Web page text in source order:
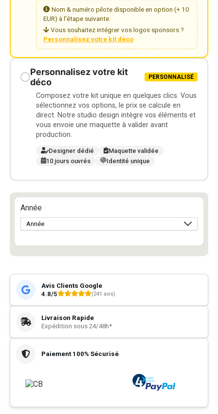
Nom & numéro pilote disponible en option (+ 10
EUR) à l'étape suivante.
Vous souhaitez intégrer vos logos sponsors ?
Personnalisez votre kit déco
Personnalisez votre kit
déco
PERSONNALISÉ
Composez votre kit unique en quelques clics. Vous
sélectionnez vos options, le prix se calcule en
direct. Notre studio design intègre vos éléments et
vous envoie une maquette à valider avant
production.
Designer dédié
Maquette validée
10 jours ouvrés
Identité unique
Année
Avis Clients Google
4.8/5
(241 avis)
Livraison Rapide
Expédition sous 24/48h*
Paiement 100% Sécurisé